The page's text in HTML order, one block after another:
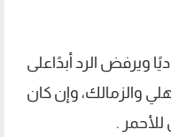
ويرفض الرد أبدًاعلى
والزمالك، وإن كان
.